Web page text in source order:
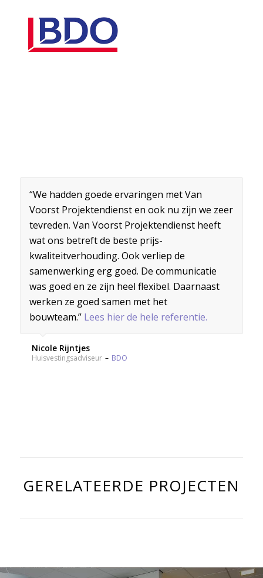
“We hadden goede ervaringen met Van
Voorst Projektendienst en ook nu zijn we zeer
tevreden. Van Voorst Projektendienst heeft
wat ons betreft de beste prijs-
kwaliteitverhouding. Ook verliep de
samenwerking erg goed. De communicatie
was goed en ze zijn heel flexibel. Daarnaast
werken ze goed samen met het
bouwteam.” Lees hier de hele referentie.
Nicole Rijntjes
Huisvestingsadviseur – BDO
GERELATEERDE PROJECTEN